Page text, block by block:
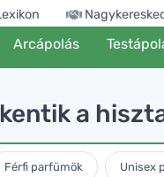
Arcápolás
a
Férfi parfümök Unisex